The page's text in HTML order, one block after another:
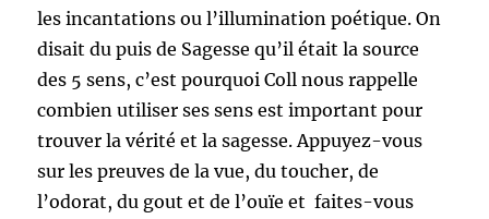
les incantations ou l’illumination poétique. On
disait du puis de Sagesse qu’il était la source
des 5 sens, c’est pourquoi Coll nous rappelle
combien utiliser ses sens est important pour
trouver la vérité et la sagesse. Appuyez-vous
sur les preuves de la vue, du toucher, de
l’odorat, du gout et de l’ouïe et faites-vous